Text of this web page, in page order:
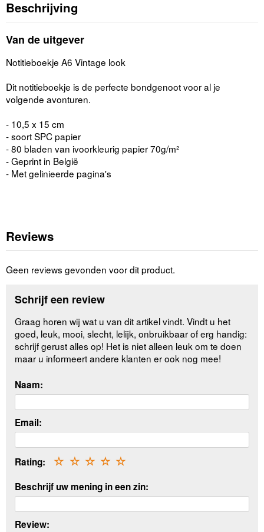
Beschrijving
Van de uitgever
Notitieboekje A6 Vintage look
Dit notitieboekje is de perfecte bondgenoot voor al je
volgende avonturen.
- 10,5 x 15 cm
- soort SPC papier
- 80 bladen van ivoorkleurig papier 70g/m²
- Geprint in België
- Met gelinieerde pagina's
Reviews
Geen reviews gevonden voor dit product.
Schrijf een review
Graag horen wij wat u van dit artikel vindt. Vindt u het
goed, leuk, mooi, slecht, lelijk, onbruikbaar of erg handig:
schrijf gerust alles op! Het is niet alleen leuk om te doen
maar u informeert andere klanten er ook nog mee!
Naam:
Email:
Rating: ☆
☆
☆
☆
☆
Beschrijf uw mening in een zin:
Review: